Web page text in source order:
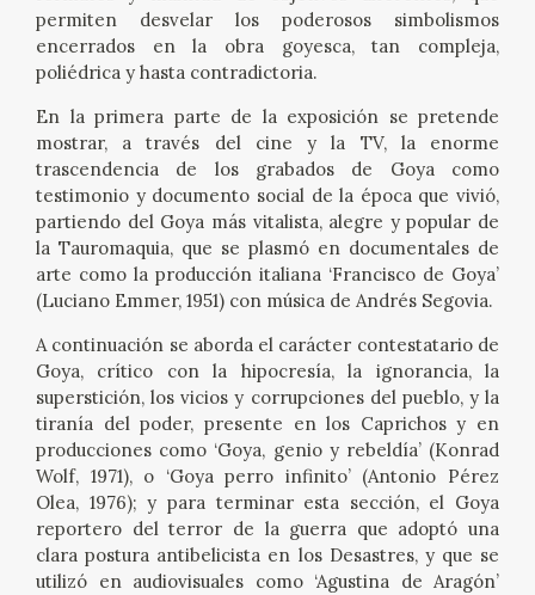
PREMIO ARAGÓN GOYA
EDICIONES
PUBLICACIONES
TIENDA
TIENDA ONLINE
EDUCA
RECURSOS EDUCATIVOS
FICHAS ARASAAC
permiten desvelar los poderosos simbolismos
encerrados en la obra goyesca, tan compleja,
poliédrica y hasta contradictoria.
En la primera parte de la exposición se pretende
mostrar, a través del cine y la TV, la enorme
trascendencia de los grabados de Goya como
testimonio y documento social de la época que vivió,
partiendo del Goya más vitalista, alegre y popular de
la Tauromaquia, que se plasmó en documentales de
arte como la producción italiana ‘Francisco de Goya’
(Luciano Emmer, 1951) con música de Andrés Segovia.
A continuación se aborda el carácter contestatario de
Goya, crítico con la hipocresía, la ignorancia, la
superstición, los vicios y corrupciones del pueblo, y la
tiranía del poder, presente en los Caprichos y en
producciones como ‘Goya, genio y rebeldía’ (Konrad
Wolf, 1971), o ‘Goya perro infinito’ (Antonio Pérez
Olea, 1976); y para terminar esta sección, el Goya
reportero del terror de la guerra que adoptó una
clara postura antibelicista en los Desastres, y que se
utilizó en audiovisuales como ‘Agustina de Aragón’